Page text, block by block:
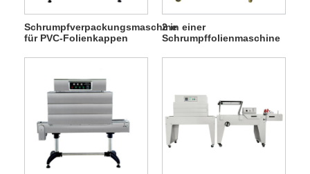
Schrumpfverpackungsmaschine
für PVC-Folienkappen
2 in einer
Schrumpffolienmaschine